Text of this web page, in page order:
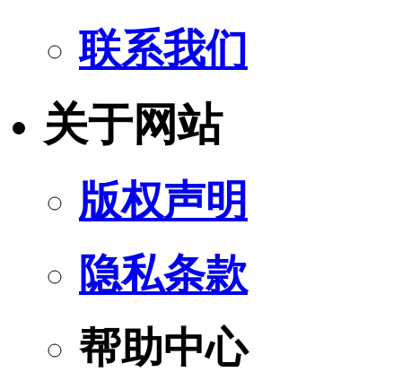
联系我们
关于网站
版权声明
隐私条款
帮助中心